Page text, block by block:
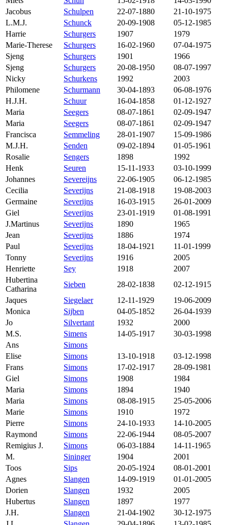
Jacobus
Schulpen 22-07-1880
21-10-1975
L.M.J.
Schunck 20-09-1908
05-12-1985
Harrie
Schurgers 1907
1979
Marie-Therese
Schurgers 16-02-1960
07-04-1975
Sjeng
Schurgers 1901
1966
Sjeng
Schurgers 20-08-1950
08-07-1997
Nicky
Schurkens 1992
2003
Philomene
Schurmann 30-04-1893
06-08-1976
H.J.H.
Schuur 16-04-1858
01-12-1927
Maria
Seegers 08-07-1861
02-09-1947
Maria
Seegers 08-07-1861
02-09-1947
Francisca
Semmeling 28-01-1907
15-09-1986
M.J.H.
Senden 09-02-1894
01-05-1961
Rosalie
Sengers 1898
1992
Henk
Seuren 15-11-1933
03-10-1999
Johannes
Severeijns 22-06-1905
06-12-1985
Cecilia
Severijns 21-08-1918
19-08-2003
Germaine
Severijns 16-03-1915
26-01-2009
Giel
Severijns 23-01-1919
01-08-1991
J.Martinus
Severijns 1890
1965
Jean
Severijns 1886
1974
Paul
Severijns 18-04-1921
11-01-1999
Tonny
Severijns 1916
2005
Henriette
Sey 1918
2007
Hubertina
Catharina
Sieben 28-02-1838
02-12-1915
Jaques
Siegelaer 12-11-1929
19-06-2009
Monica
Sijben 04-05-1852
26-04-1939
Jo
Silvertant 1932
2000
M.S.
Simens 14-05-1917
30-03-1998
Ans
Simons
Elise
Simons 13-10-1918
03-12-1998
Frans
Simons 17-02-1917
28-09-1981
Giel
Simons 1908
1984
Maria
Simons 1894
1940
Maria
Simons 08-08-1915
25-05-2006
Marie
Simons 1910
1972
Pierre
Simons 24-10-1933
14-10-2005
Raymond
Simons 22-06-1944
08-05-2007
Remigius J.
Simons 06-03-1884
14-11-1965
M.
Sininger 1904
2001
Toos
Sips 20-05-1924
08-01-2001
Agnes
Slangen 14-09-1919
01-01-2005
Dorien
Slangen 1932
2005
Hubertus
Slangen 1897
1977
J.H.
Slangen 21-04-1902
30-12-1975